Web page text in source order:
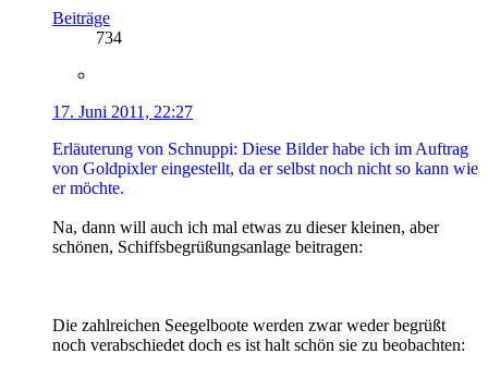
Beiträge
734
17. Juni 2011, 22:27
Erläuterung von Schnuppi: Diese Bilder habe ich im Auftrag
von Goldpixler eingestellt, da er selbst noch nicht so kann wie
er möchte.
Na, dann will auch ich mal etwas zu dieser kleinen, aber
schönen, Schiffsbegrüßungsanlage beitragen:
Die zahlreichen Seegelboote werden zwar weder begrüßt
noch verabschiedet doch es ist halt schön sie zu beobachten: